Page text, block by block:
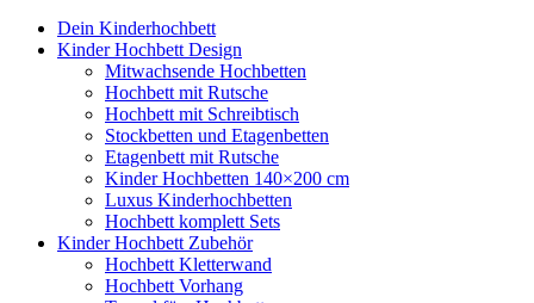
Dein Kinderhochbett
Kinder Hochbett Design
Mitwachsende Hochbetten
Hochbett mit Rutsche
Hochbett mit Schreibtisch
Stockbetten und Etagenbetten
Etagenbett mit Rutsche
Kinder Hochbetten 140×200 cm
Luxus Kinderhochbetten
Hochbett komplett Sets
Kinder Hochbett Zubehör
Hochbett Kletterwand
Hochbett Vorhang